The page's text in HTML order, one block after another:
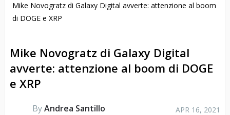
Mike Novogratz di Galaxy Digital avverte: attenzione al boom
di DOGE e XRP
Mike Novogratz di Galaxy Digital
avverte: attenzione al boom di DOGE
e XRP
ByAndrea Santillo APR 16, 2021